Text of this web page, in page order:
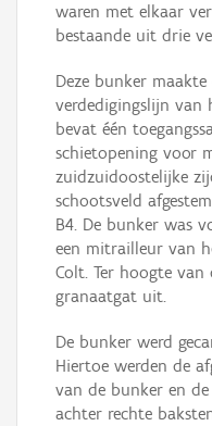
waren met elkaar
bestaande uit drie
Deze bunker
verdedigingslijn van
bevat één
schietopening voor
zuidzuidoostelijke
schootsveld
B4. De bunker was
een mitrailleur van
Colt. Ter hoogte
granaatgat uit.
De bunker werd
Hiertoe werden de
van de bunker en
achter rechte